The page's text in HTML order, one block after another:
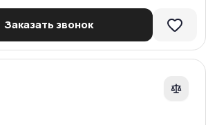
Заказать звонок